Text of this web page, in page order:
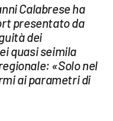
Calabrese ha
presentato da
dei
quasi seimila
«Solo nel
ai parametri di